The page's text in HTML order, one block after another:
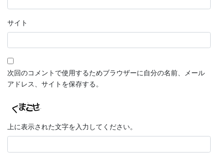
サイト
次回のコメントで使用するためブラウザーに自分の名前、メール
アドレス、サイトを保存する。
上に表示された文字を入力してください。